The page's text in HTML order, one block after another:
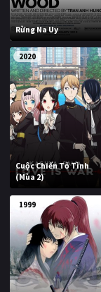
Rừng Na Uy
2020
Cuộc Chiến Tỏ Tình
(Mùa 2)
1999